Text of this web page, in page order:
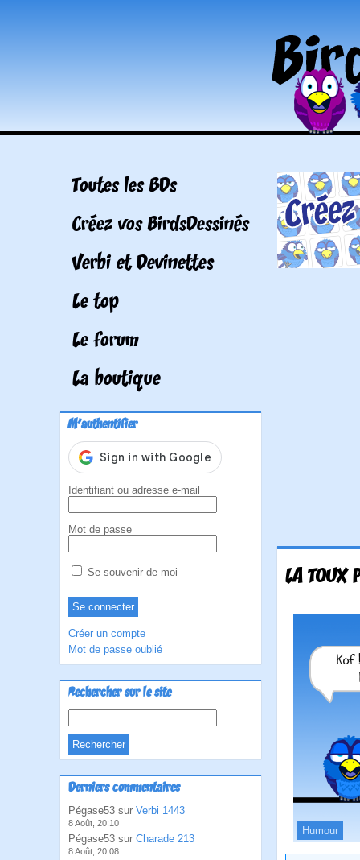
Toutes les BDs
Créez vos BirdsDessinés
Verbi et Devinettes
Le top
Le forum
La boutique
M'authentifier
Identifiant ou adresse e-mail
Mot de passe
Se souvenir de moi
Créer un compte
Mot de passe oublié
Rechercher sur le site
Derniers commentaires
Pégase53 sur Verbi 1443
8 Août, 20:10
Pégase53 sur Charade 213
8 Août, 20:08
LA TOUX
Humour